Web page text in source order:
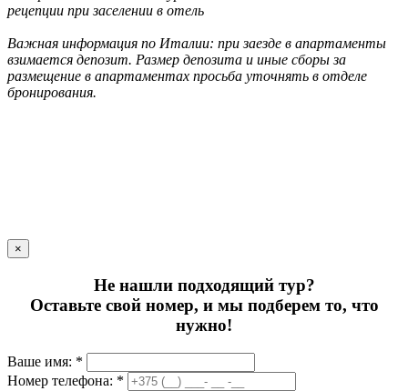
рецепции при заселении в отель
Важная информация по Италии: при заезде в апартаменты
взимается депозит. Размер депозита и иные сборы за
размещение в апартаментах просьба уточнять в отделе
бронирования.
×
Не нашли подходящий тур?
Оставьте свой номер, и мы подберем то, что
нужно!
Ваше имя: *
Номер телефона: *